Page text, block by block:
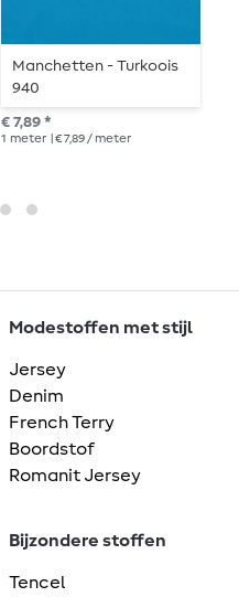
Manchetten - Turkoois
940
€ 7,89 *
1 meter | € 7,89 / meter
Modestoffen met stijl
Jersey
Denim
French Terry
Boordstof
Romanit Jersey
Bijzondere stoffen
Tencel